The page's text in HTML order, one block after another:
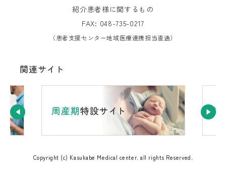
紹介患者様に関するもの
FAX: 048-735-0217
（患者支援センター地域医療連携担当直通）
関連サイト
Copyright (c) Kasukabe Medical center. all rights Reserved.